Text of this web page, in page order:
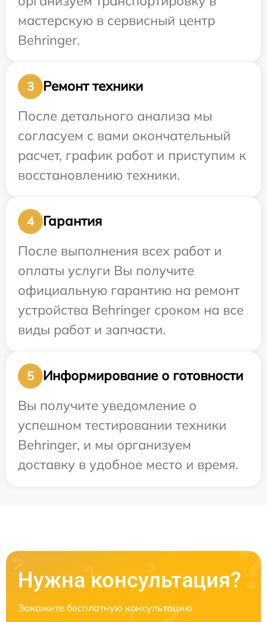
мастерскую в сервисный центр
Behringer.
3
Ремонт техники
После детального анализа мы
согласуем с вами окончательный
расчет, график работ и приступим к
восстановлению техники.
4
Гарантия
После выполнения всех работ и
оплаты услуги Вы получите
официальную гарантию на ремонт
устройства Behringer сроком на все
виды работ и запчасти.
5
Информирование о готовности
Вы получите уведомление о
успешном тестировании техники
Behringer, и мы организуем
доставку в удобное место и время.
Нужна консультация?
Закажите бесплатную консультацию